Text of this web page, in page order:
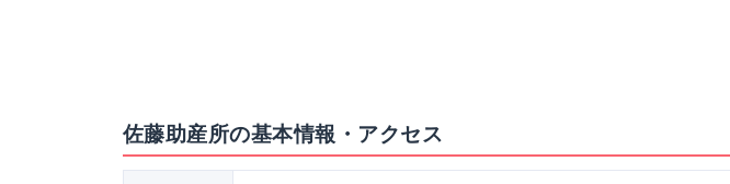
佐藤助産所の基本情報・アクセス